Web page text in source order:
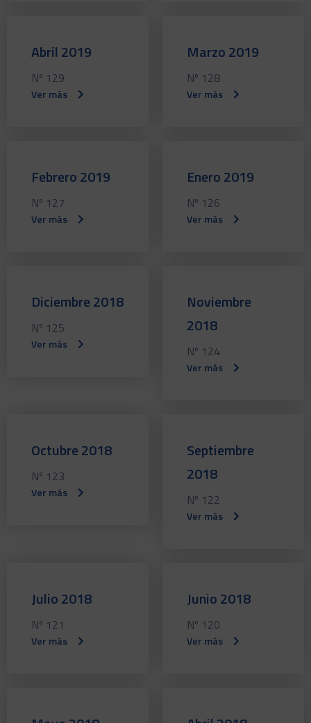
Abril 2019
Nº 129
Ver más
Marzo 2019
Nº 128
Ver más
Febrero 2019
Nº 127
Ver más
Enero 2019
Nº 126
Ver más
Diciembre 2018
Nº 125
Ver más
Noviembre
2018
Nº 124
Ver más
Octubre 2018
Nº 123
Ver más
Septiembre
2018
Nº 122
Ver más
Julio 2018
Nº 121
Ver más
Junio 2018
Nº 120
Ver más